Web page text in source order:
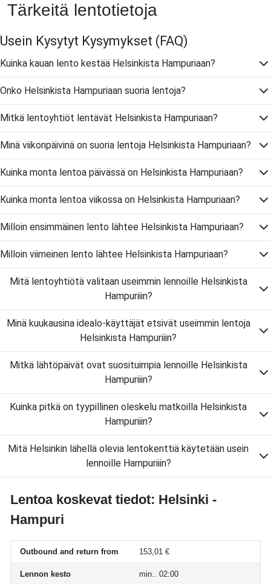
Tärkeitä lentotietoja
Usein Kysytyt Kysymykset (FAQ)
Kuinka kauan lento kestää Helsinkista Hampuriaan?
Onko Helsinkista Hampuriaan suoria lentoja?
Mitkä lentoyhtiöt lentävät Helsinkista Hampuriaan?
Minä viikonpäivinä on suoria lentoja Helsinkista Hampuriaan?
Kuinka monta lentoa päivässä on Helsinkista Hampuriaan?
Kuinka monta lentoa viikossa on Helsinkista Hampuriaan?
Milloin ensimmäinen lento lähtee Helsinkista Hampuriaan?
Milloin viimeinen lento lähtee Helsinkista Hampuriaan?
Mitä lentoyhtiötä valitaan useimmin lennoille Helsinkista
Hampuriiin?
Minä kuukausina idealo-käyttäjät etsivät useimmin lentoja
Helsinkista Hampuriiin?
Mitkä lähtöpäivät ovat suosituimpia lennoille Helsinkista
Hampuriiin?
Kuinka pitkä on tyypillinen oleskelu matkoilla Helsinkista
Hampuriiin?
Mitä Helsinkin lähellä olevia lentokenttiä käytetään usein
lennoille Hampuriiin?
Lentoa koskevat tiedot: Helsinki -
Hampuri
Outbound and return from 153,01 €
Lennon kesto min.. 02:00